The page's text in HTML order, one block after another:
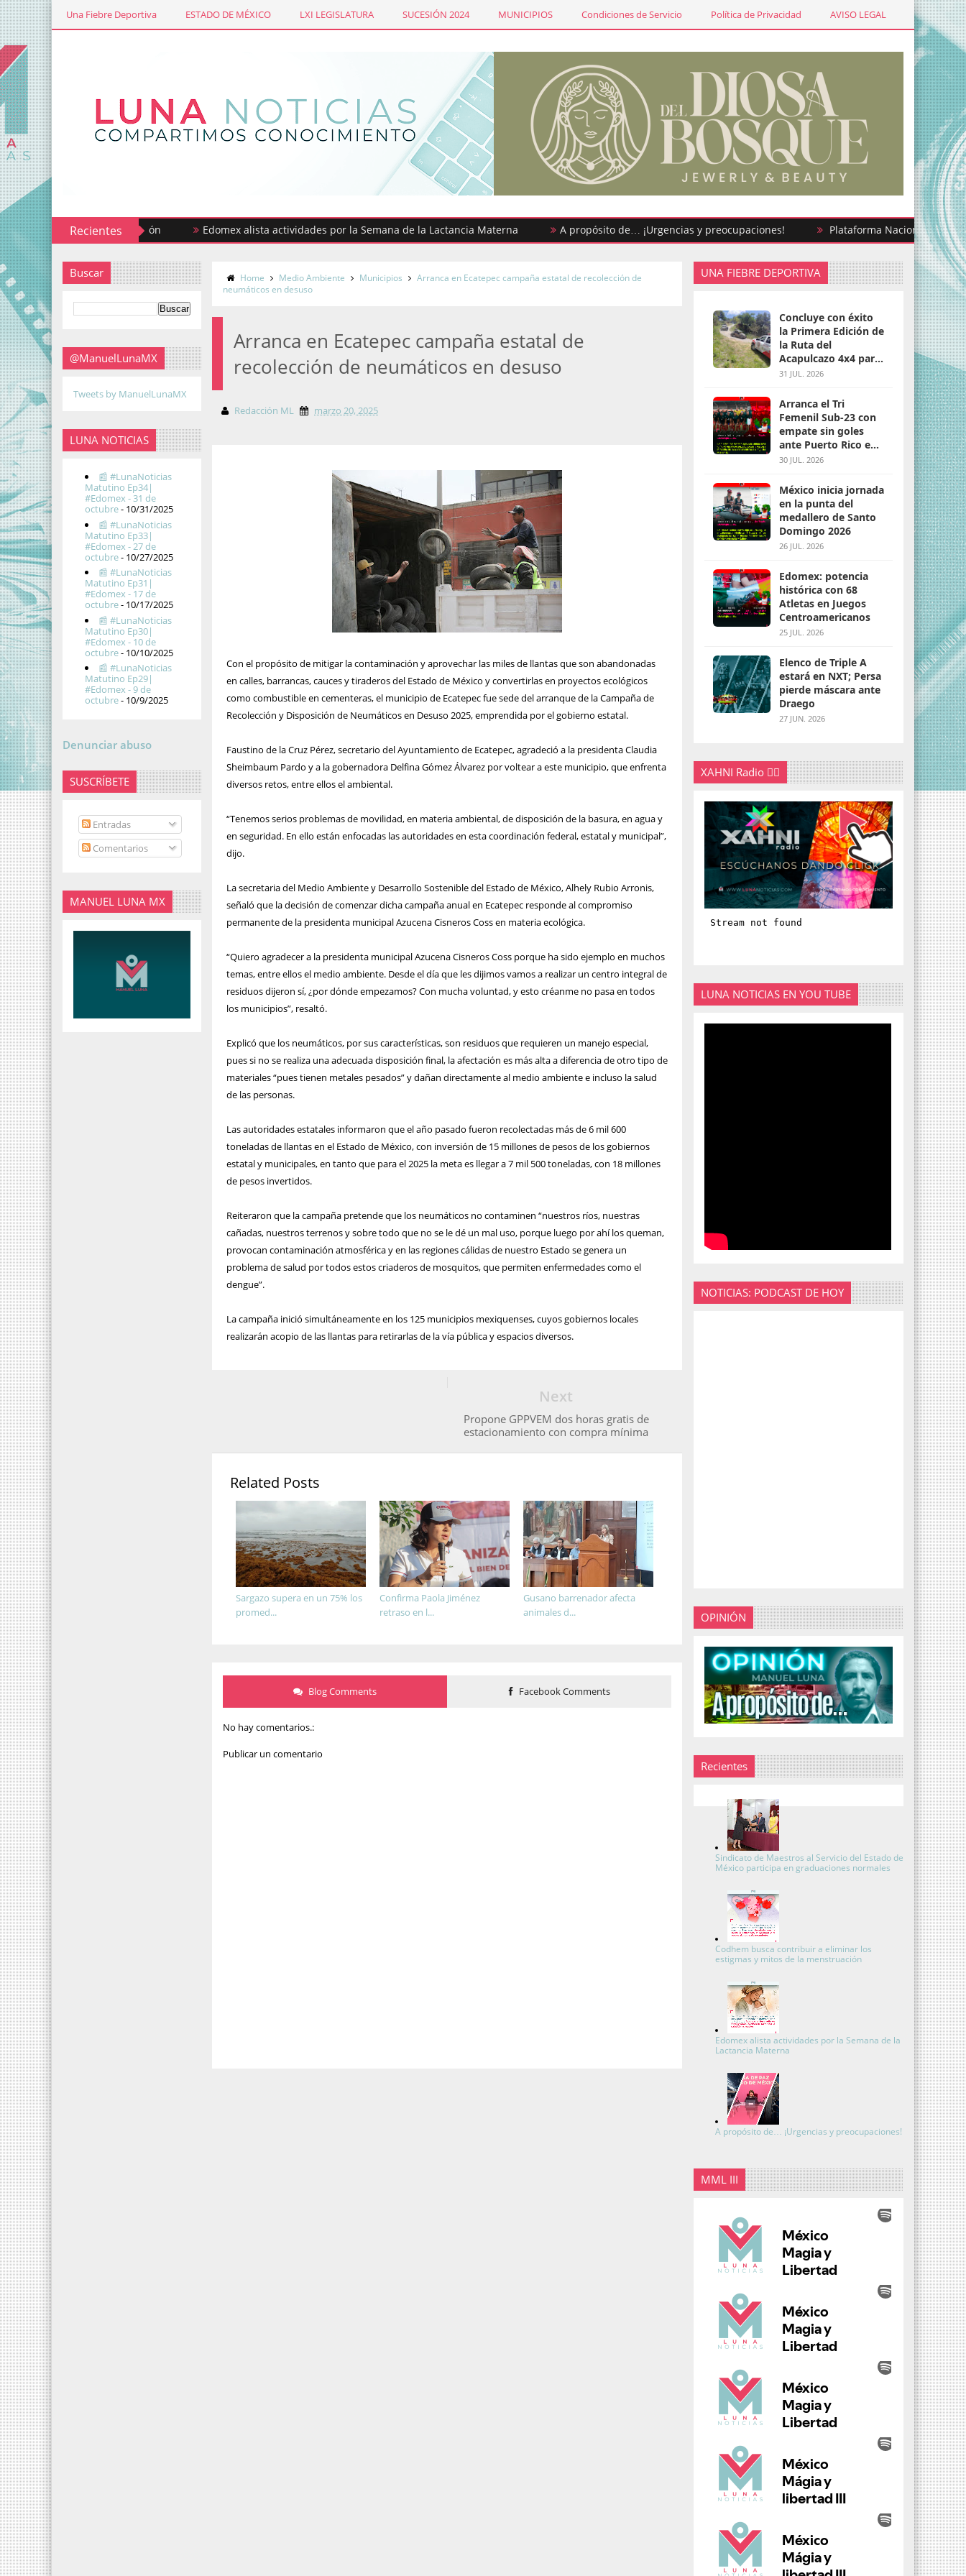
Una Fiebre Deportiva ESTADO DE MÉXICO LXI LEGISLATURA SUCESIÓN 2024 MUNICIPIOS Condiciones de Servicio Política de Privacidad AVISO LEGAL
Recientes Edomex alista actividades por la Semana de la Lactancia Materna A propósito de… ¡Urgencias y preocupaciones! Plataforma Nacional del Registro
Buscar
@ManuelLunaMX
Tweets by ManuelLunaMX
LUNA NOTICIAS
📰 #LunaNoticias
Matutino Ep34|
#Edomex - 31 de
octubre- 10/31/2025
📰 #LunaNoticias
Matutino Ep33|
#Edomex - 27 de
octubre- 10/27/2025
📰 #LunaNoticias
Matutino Ep31|
#Edomex - 17 de
octubre- 10/17/2025
📰 #LunaNoticias
Matutino Ep30|
#Edomex - 10 de
octubre- 10/10/2025
📰 #LunaNoticias
Matutino Ep29|
#Edomex - 9 de
octubre- 10/9/2025
Denunciar abuso
SUSCRÍBETE
Entradas
Comentarios
MANUEL LUNA MX
Home Medio Ambiente Municipios
Arranca en Ecatepec campaña estatal de recolección de
neumáticos en desuso
Arranca en Ecatepec campaña estatal de
recolección de neumáticos en desuso
Redacción ML marzo 20, 2025
Con el propósito de mitigar la contaminación y aprovechar las miles de llantas que son abandonadas
en calles, barrancas, cauces y tiraderos del Estado de México y convertirlas en proyectos ecológicos
como combustible en cementeras, el municipio de Ecatepec fue sede del arranque de la Campaña de
Recolección y Disposición de Neumáticos en Desuso 2025, emprendida por el gobierno estatal.
Faustino de la Cruz Pérez, secretario del Ayuntamiento de Ecatepec, agradeció a la presidenta Claudia
Sheimbaum Pardo y a la gobernadora Delfina Gómez Álvarez por voltear a este municipio, que enfrenta
diversos retos, entre ellos el ambiental.
“Tenemos serios problemas de movilidad, en materia ambiental, de disposición de la basura, en agua y
en seguridad. En ello están enfocadas las autoridades en esta coordinación federal, estatal y municipal”,
dijo.
La secretaria del Medio Ambiente y Desarrollo Sostenible del Estado de México, Alhely Rubio Arronis,
señaló que la decisión de comenzar dicha campaña anual en Ecatepec responde al compromiso
permanente de la presidenta municipal Azucena Cisneros Coss en materia ecológica.
“Quiero agradecer a la presidenta municipal Azucena Cisneros Coss porque ha sido ejemplo en muchos
temas, entre ellos el medio ambiente. Desde el día que les dijimos vamos a realizar un centro integral de
residuos dijeron sí, ¿por dónde empezamos? Con mucha voluntad, y esto créanme no pasa en todos
los municipios”, resaltó.
Explicó que los neumáticos, por sus características, son residuos que requieren un manejo especial,
pues si no se realiza una adecuada disposición final, la afectación es más alta a diferencia de otro tipo de
materiales “pues tienen metales pesados” y dañan directamente al medio ambiente e incluso la salud
de las personas.
Las autoridades estatales informaron que el año pasado fueron recolectadas más de 6 mil 600
toneladas de llantas en el Estado de México, con inversión de 15 millones de pesos de los gobiernos
estatal y municipales, en tanto que para el 2025 la meta es llegar a 7 mil 500 toneladas, con 18 millones
de pesos invertidos.
Reiteraron que la campaña pretende que los neumáticos no contaminen “nuestros ríos, nuestras
cañadas, nuestros terrenos y sobre todo que no se le dé un mal uso, porque luego por ahí los queman,
provocan contaminación atmosférica y en las regiones cálidas de nuestro Estado se genera un
problema de salud por todos estos criaderos de mosquitos, que permiten enfermedades como el
dengue”.
La campaña inició simultáneamente en los 125 municipios mexiquenses, cuyos gobiernos locales
realizarán acopio de las llantas para retirarlas de la vía pública y espacios diversos.
Next
Propone GPPVEM dos horas gratis de
estacionamiento con compra mínima
Related Posts
Gusano barrenador afecta
animales d...
Confirma Paola Jiménez
retraso en l...
Sargazo supera en un 75% los
promed...
Blog Comments Facebook Comments
No hay comentarios.:
Publicar un comentario
UNA FIEBRE DEPORTIVA
Concluye con éxito
la Primera Edición de
la Ruta del
Acapulcazo 4x4 para
parejas
31 JUL. 2026
Arranca el Tri
Femenil Sub-23 con
empate sin goles
ante Puerto Rico en
Santo Domingo 2026
30 JUL. 2026
México inicia jornada
en la punta del
medallero de Santo
Domingo 2026
26 JUL. 2026
Edomex: potencia
histórica con 68
Atletas en Juegos
Centroamericanos
25 JUL. 2026
Elenco de Triple A
estará en NXT; Persa
pierde máscara ante
Draego
27 JUN. 2026
XAHNI Radio 👇🏽
LUNA NOTICIAS EN YOU TUBE
NOTICIAS: PODCAST DE HOY
OPINIÓN
Recientes
Sindicato de Maestros al Servicio del Estado de
México participa en graduaciones normales
Codhem busca contribuir a eliminar los
estigmas y mitos de la menstruación
Edomex alista actividades por la Semana de la
Lactancia Materna
A propósito de… ¡Urgencias y preocupaciones!
MML III